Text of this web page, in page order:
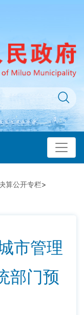
算公开专栏>
市管理
部门预